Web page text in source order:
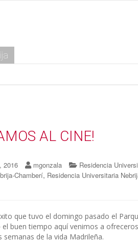
AL CINE!
2016 mgonzala Residencia
Chamberí, Residencia Universitaria
que tuvo el domingo pasado el
el buen tiempo aquí venimos a
semanas de la vida Madrileña.